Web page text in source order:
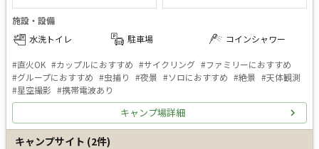
施設・設備
水洗トイレ
駐車場 コインシャワー
#直火OK #カップルにおすすめ #サイクリング #ファミリーにおすすめ
#グループにおすすめ #虫捕り #夜景 #ソロにおすすめ #絶景 #天体観測
#星空撮影 #携帯電波あり
キャンプ場詳細
キャンプサイト (2件)